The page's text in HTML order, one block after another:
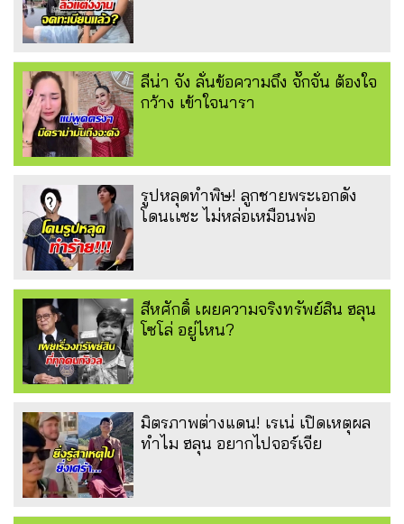
ลีน่า จัง ลั่นข้อความถึง จั๊กจั่น ต้องใจ
กว้าง เข้าใจนารา
รูปหลุดทำพิษ! ลูกชายพระเอกดัง
โดนเเซะ ไม่หล่อเหมือนพ่อ
สีหศักดิ์ เผยความจริงทรัพย์สิน ฮลุน
โซโล่ อยู่ไหน?
มิตรภาพต่างแดน! เรเน่ เปิดเหตุผล
ทำไม ฮลุน อยากไปจอร์เจีย